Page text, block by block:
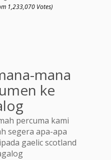
1,233,070 Votes)
mana
ke
percuma kami
segera apa-apa
gaelic scotland